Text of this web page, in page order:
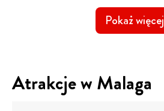
Pokaż więcej
Atrakcje w Malaga